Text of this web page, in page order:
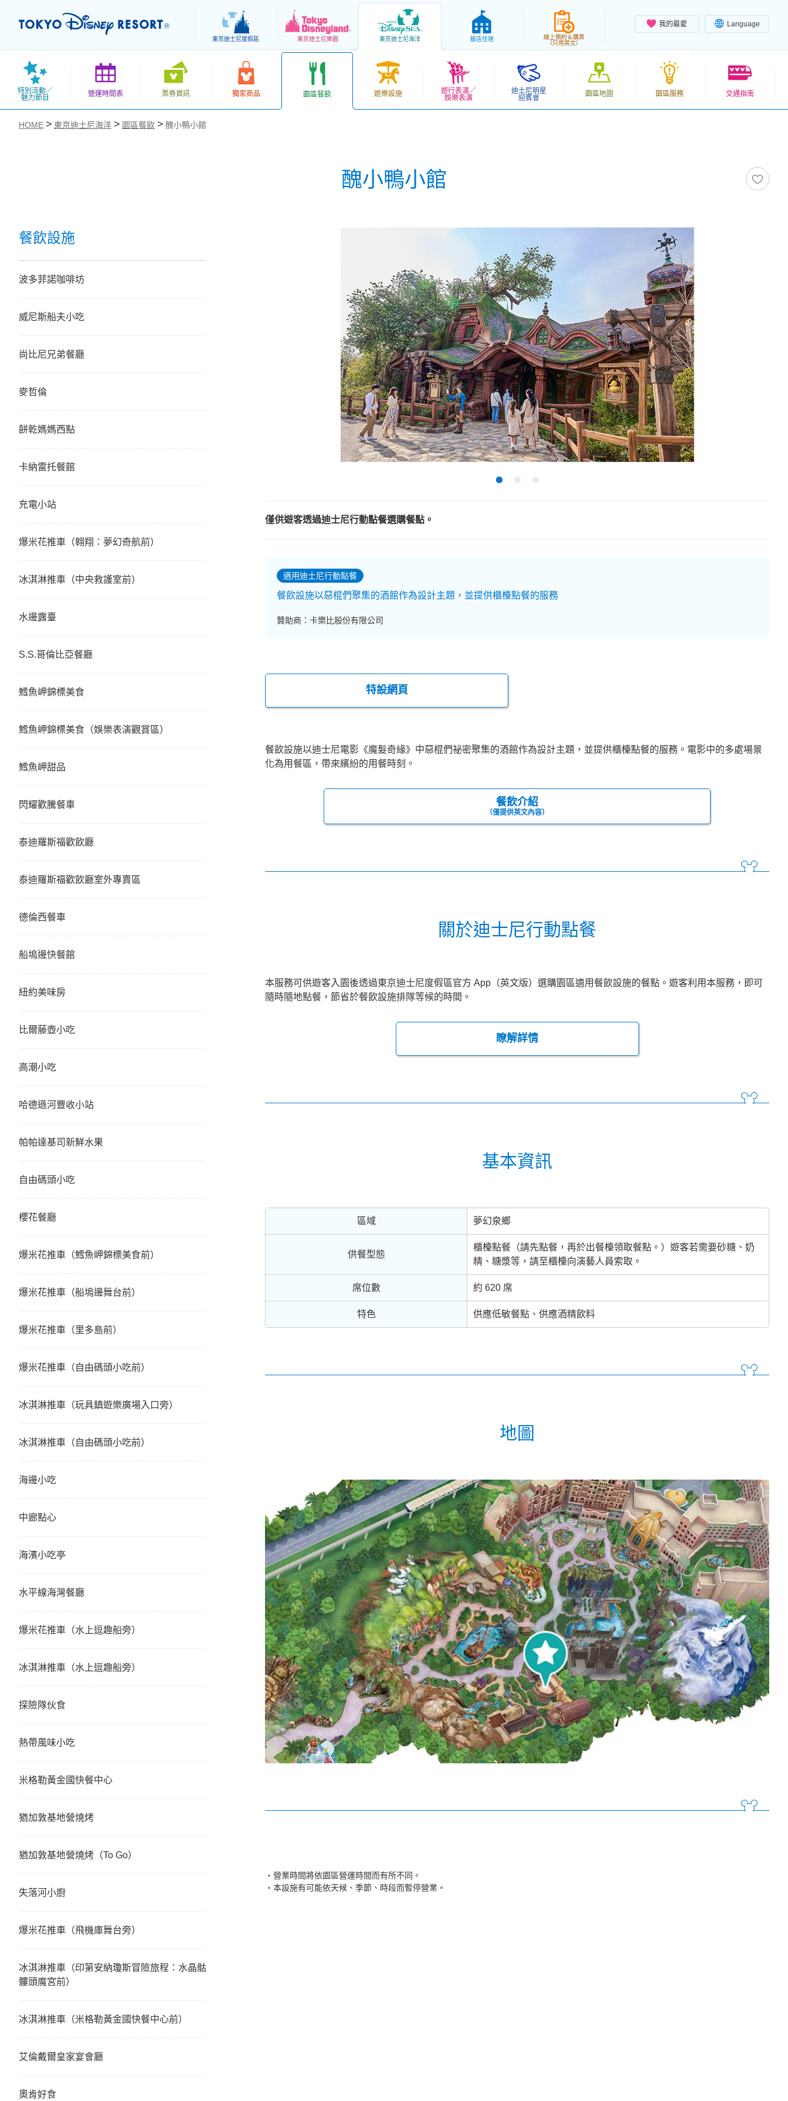
我的最愛 Language
東京迪士尼度假區 東京迪士尼樂園 東京迪士尼海洋 飯店住宿
線上預約＆購票
（只用英文）
特別活動／
魅力節目
營運時間表 票券資訊 獨家商品 園區餐飲 遊樂設施
遊行表演／
娛樂表演
迪士尼明星
迎賓會
園區地圖 園區服務 交通指南
HOME 東京迪士尼海洋 園區餐飲 醜小鴨小館
醜小鴨小館
僅供遊客透過迪士尼行動點餐選購餐點。
適用迪士尼行動點餐
餐飲設施以惡棍們聚集的酒館作為設計主題，並提供櫃檯點餐的服務
贊助商：卡樂比股份有限公司
特設網頁
餐飲設施以迪士尼電影《魔髮奇緣》中惡棍們祕密聚集的酒館作為設計主題，並提供櫃檯點餐的服務。電影中的多處場景
化為用餐區，帶來繽紛的用餐時刻。
餐飲介紹
（僅提供英文內容）
關於迪士尼行動點餐
本服務可供遊客入園後透過東京迪士尼度假區官方 App（英文版）選購園區適用餐飲設施的餐點。遊客利用本服務，即可
隨時隨地點餐，節省於餐飲設施排隊等候的時間。
瞭解詳情
基本資訊
區域 夢幻泉鄉
供餐型態
櫃檯點餐（請先點餐，再於出餐檯領取餐點。）遊客若需要砂糖、奶
精、糖漿等，請至櫃檯向演藝人員索取。
席位數 約 620 席
特色 供應低敏餐點、供應酒精飲料
地圖
營業時間將依園區營運時間而有所不同。
本設施有可能依天候、季節、時段而暫停營業。
餐飲設施
波多菲諾咖啡坊
威尼斯船夫小吃
尚比尼兄弟餐廳
麥哲倫
餅乾媽媽西點
卡納雷托餐館
充電小站
爆米花推車（翱翔：夢幻奇航前）
冰淇淋推車（中央救護室前）
水邊露臺
S.S.哥倫比亞餐廳
鱈魚岬錦標美食
鱈魚岬錦標美食（娛樂表演觀賞區）
鱈魚岬甜品
閃耀歡騰餐車
泰迪羅斯福歡飲廳
泰迪羅斯福歡飲廳室外專賣區
德倫西餐車
船塢邊快餐館
紐約美味房
比爾藤壺小吃
高潮小吃
哈德遜河豐收小站
帕帕達基司新鮮水果
自由碼頭小吃
櫻花餐廳
爆米花推車（鱈魚岬錦標美食前）
爆米花推車（船塢邊舞台前）
爆米花推車（里多島前）
爆米花推車（自由碼頭小吃前）
冰淇淋推車（玩具鎮遊樂廣場入口旁）
冰淇淋推車（自由碼頭小吃前）
海邊小吃
中廊點心
海濱小吃亭
水平線海灣餐廳
爆米花推車（水上逗趣船旁）
冰淇淋推車（水上逗趣船旁）
探險隊伙食
熱帶風味小吃
米格勒黃金國快餐中心
猶加敦基地營燒烤
猶加敦基地營燒烤（To Go）
失落河小廚
爆米花推車（飛機庫舞台旁）
冰淇淋推車（印第安納瓊斯冒險旅程：水晶骷
髏頭魔宮前）
冰淇淋推車（米格勒黃金國快餐中心前）
艾倫戴爾皇家宴會廳
奧肯好食